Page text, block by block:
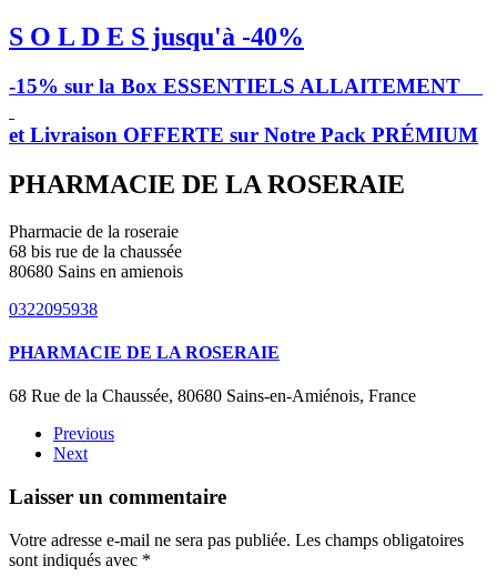
S O L D E S jusqu'à -40%
-15% sur la Box ESSENTIELS ALLAITEMENT
et Livraison OFFERTE sur Notre Pack PRÉMIUM
PHARMACIE DE LA ROSERAIE
Pharmacie de la roseraie
68 bis rue de la chaussée
80680 Sains en amienois
0322095938
PHARMACIE DE LA ROSERAIE
68 Rue de la Chaussée, 80680 Sains-en-Amiénois, France
Previous
Next
Laisser un commentaire
Votre adresse e-mail ne sera pas publiée. Les champs obligatoires
sont indiqués avec *